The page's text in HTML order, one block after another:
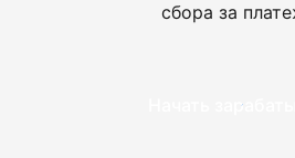
сбора за
Начать